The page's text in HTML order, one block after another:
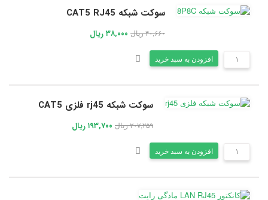
سوکت شبکه CAT5 RJ45
۴۰,۶۶۰ ریال ۳۸,۰۰۰ ریال
افزودن به سبد خرید
سوکت شبکه rj45 فلزی CAT5
۲۰۷,۲۵۹ ریال ۱۹۳,۷۰۰ ریال
افزودن به سبد خرید